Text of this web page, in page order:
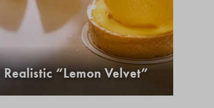
Realistic “Lemon Velvet”